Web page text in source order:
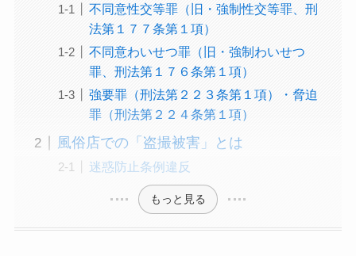
不同意性交等罪（旧・強制性交等罪、刑
法第１７７条第１項）
不同意わいせつ罪（旧・強制わいせつ
罪、刑法第１７６条第１項）
強要罪（刑法第２２３条第１項）・脅迫
罪（刑法第２２４条第１項）
風俗店での「盗撮被害」とは
迷惑防止条例違反
もっと見る